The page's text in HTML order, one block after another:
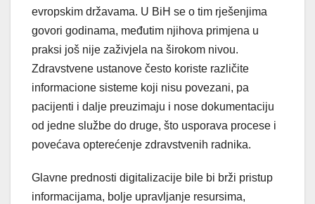
evropskim državama. U BiH se o tim rješenjima
govori godinama, međutim njihova primjena u
praksi još nije zaživjela na širokom nivou.
Zdravstvene ustanove često koriste različite
informacione sisteme koji nisu povezani, pa
pacijenti i dalje preuzimaju i nose dokumentaciju
od jedne službe do druge, što usporava procese i
povećava opterećenje zdravstvenih radnika.
Glavne prednosti digitalizacije bile bi brži pristup
informacijama, bolje upravljanje resursima,